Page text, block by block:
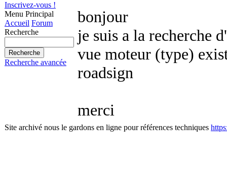
Inscrivez-vous !
Menu Principal
Accueil Forum
Recherche
Recherche avancée
bonjour
je suis a la recherche
vue moteur (type)
roadsign
merci
Site archivé nous le gardons en ligne pour références techniques